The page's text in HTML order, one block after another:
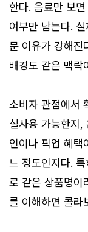
한다. 음료만 보
여부만 남는다.
문 이유가 강해진
배경도 같은 맥락
소비자 관점에서
실사용 가능한지,
인이나 픽업 혜택
느 정도인지다.
로 같은 상품명이
를 이해하면 콜라